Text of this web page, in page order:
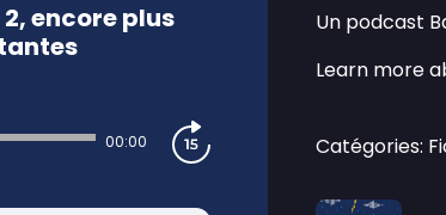
encore plus
00:00
Un podcast
Learn more
Catégories: